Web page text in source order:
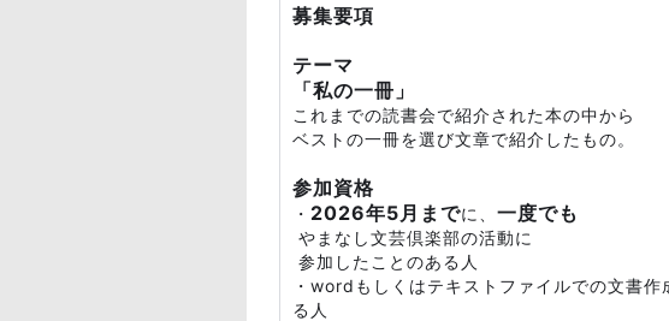
募集要項
テーマ
「私の一冊」
これまでの読書会で紹介された本の中から
ベストの一冊を選び文章で紹介したもの。
参加資格
・ 2026年5月までに、 一度でも
やまなし文芸倶楽部の活動に
参加したことのある人
・wordもしくはテキストファイルでの文書作
る人